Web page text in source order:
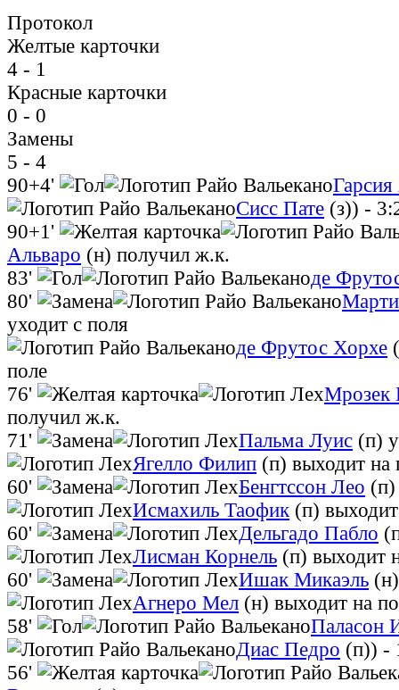
Протокол
Желтые карточки
4 - 1
Красные карточки
0 - 0
Замены
5 - 4
90+4'
Сисс Пате (з)) -
90+1'
Альваро (н) получил ж.к.
83'
де
80'
уходит с поля
де Фрутос Хорхе
поле
76'
Мрозек
получил ж.к.
71'
Пальма Луис (п)
Ягелло Филип (п) выходит на
60'
Бенгтссон Лео (п)
Исмахиль Таофик (п)
60'
Дельгадо Пабло
Лисман Корнель (п) выходит
60'
Ишак Микаэль (н)
Агнеро Мел (н) выходит на
58'
Паласон
Диас Педро (п)) -
56'